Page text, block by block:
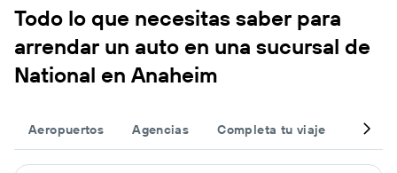
Todo lo que necesitas saber para
arrendar un auto en una sucursal de
National en Anaheim
Aeropuertos Agencias Completa tu viaje Otros